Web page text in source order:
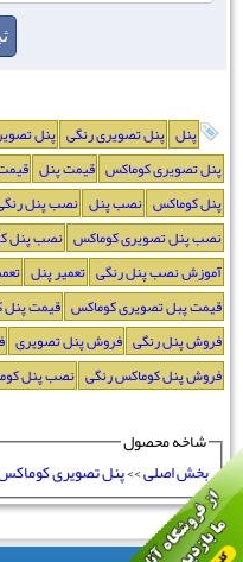
پنل پنل تصویری رنگی پنل
پنل تصویری کوماکس قیمت پنل
پنل کوماکس نصب پنل نصب پنل
نصب پنل تصویری کوماکس نصب پنل
آموزش نصب پنل رنگی تعمیر پنل
قیمت پبل تصویری کوماکس قیمت
فروش پنل رنگی فروش پنل تصویری
فروش پنل کوماکس رنگی نصب پنل
شاخه محصول
بخش اصلی
پنل تصویری